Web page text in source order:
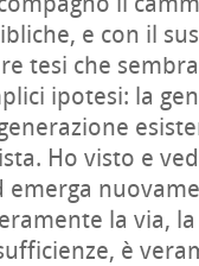
e con il
tesi che
ipotesi: la
Ho visto e
emerga
la via,
è